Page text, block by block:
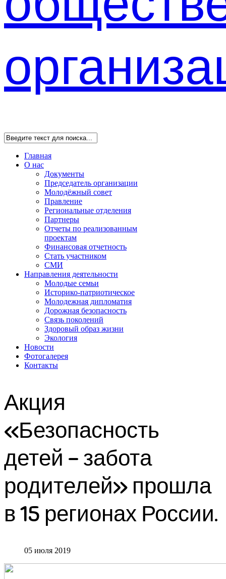
Главная
О нас
Документы
Председатель организации
Молодёжный совет
Правление
Региональные отделения
Партнеры
Отчеты по реализованным
проектам
Финансовая отчетность
Стать участником
СМИ
Направления деятельности
Молодые семьи
Историко-патриотическое
Молодежная дипломатия
Дорожная безопасность
Связь поколений
Здоровый образ жизни
Экология
Новости
Фотогалерея
Контакты
Акция
«Безопасность
детей – забота
родителей» прошла
в 15 регионах России.
05 июля 2019